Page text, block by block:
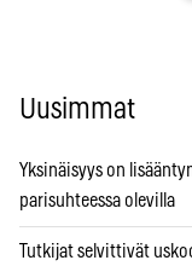
Uusimmat
Yksinäisyys on
parisuhteessa olevilla
Tutkijat selvittivät